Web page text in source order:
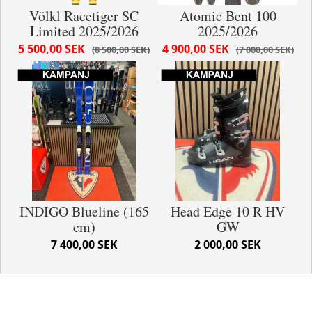
Völkl Racetiger SC
Limited 2025/2026
8 500,00 SEK
5 500,00 SEK
Atomic Bent 100
2025/2026
7 000,00 SEK
4 900,00 SEK
INDIGO Blueline (165
cm)
7 400,00 SEK
Head Edge 10 R HV
GW
2 000,00 SEK